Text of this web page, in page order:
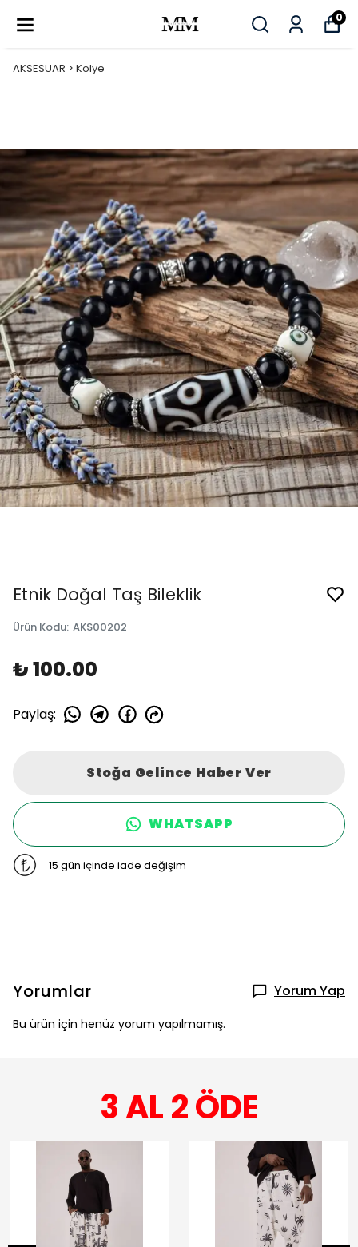
0
AKSESUAR > Kolye
Etnik Doğal Taş Bileklik
Ürün Kodu: AKS00202
₺ 100.00
Paylaş:
Stoğa Gelince Haber Ver
WHATSAPP
15 gün içinde iade değişim
Yorumlar Yorum Yap
Bu ürün için henüz yorum yapılmamış.
3 AL 2 ÖDE